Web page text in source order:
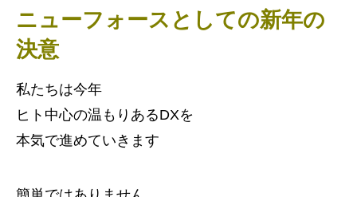
ニューフォースとしての新年の
決意
私たちは今年
ヒト中心の温もりあるDXを
本気で進めていきます